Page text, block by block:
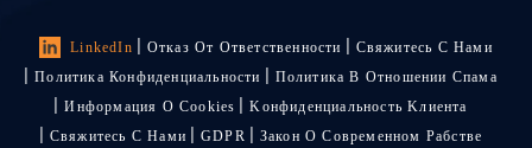
LinkedIn Отказ От Ответственности
Свяжитесь С Нами
Политика Конфиденциальности
Политика В Отношении Спама
Информация О Cookies
Kонфиденциальность Kлиента
Свяжитесь С Нами
GDPR
Закон О Современном Рабстве